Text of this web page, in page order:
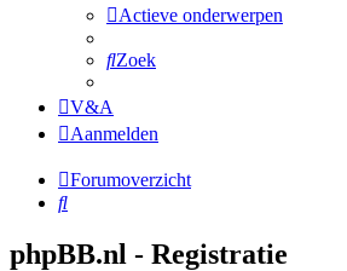
Actieve onderwerpen
Zoek
V&A
Aanmelden
Forumoverzicht
Zoek
phpBB.nl - Registratie